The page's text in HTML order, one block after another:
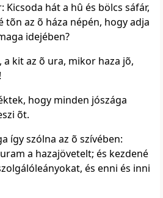
Kicsoda hát a hû és bölcs sáfár,
tõn az õ háza népén, hogy adja
idejében?
a kit az õ ura, mikor haza jõ,
hogy minden jószága
õt.
így szólna az õ szívében:
a hazajövetelt; és kezdené
és enni és inni